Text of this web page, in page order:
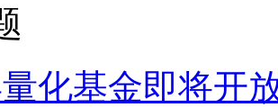
化基金即将开